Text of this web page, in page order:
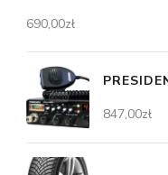
690,00zł
847,00zł